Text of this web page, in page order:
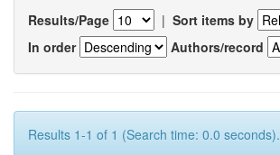
Results/Page | Sort items by
In order
Authors/record
Results 1-1 of 1 (Search time: 0.0 seconds).